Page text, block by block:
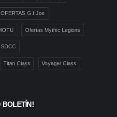
OFERTAS G.I.Joe
Ofertas Mythic Legions
SDCC
Titan Class Voyager Class
BOLETÍN!